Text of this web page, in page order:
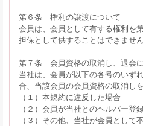
第６条 権利の譲渡について
会員は、会員として有する権利を
担保として供することはできません
第７条 会員資格の取消し、退会
当社は、会員が以下の各号のいず
合、当該会員の会員資格の取消し
（１）本規約に違反した場合
（２）会員が当社とのヘルパー登
（３）その他、当社が会員として